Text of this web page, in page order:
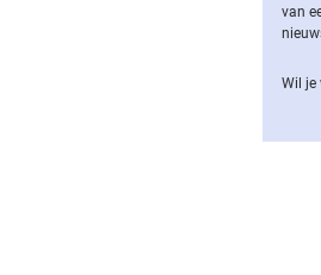
van
Wil je